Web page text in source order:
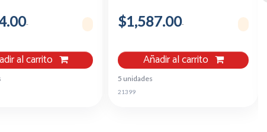
al carrito
$1,587.00
Añadir al carrito
5 unidades
21399